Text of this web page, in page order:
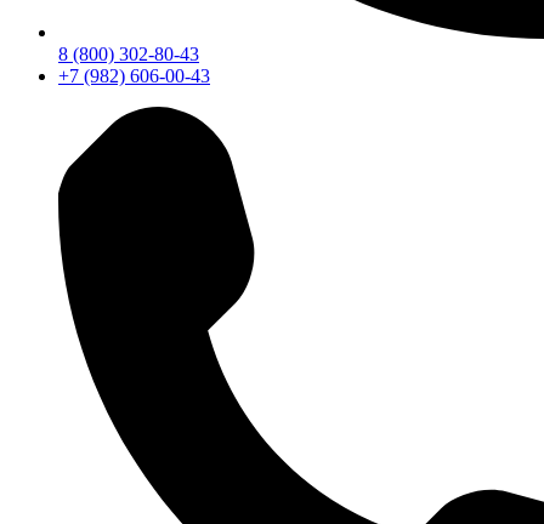
8 (800) 302-80-43
+7 (982) 606-00-43